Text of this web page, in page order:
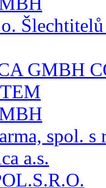
GMBH
spol. s
a.s.